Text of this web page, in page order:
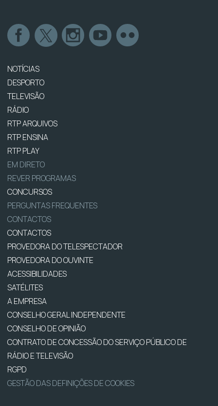
NOTÍCIAS
DESPORTO
TELEVISÃO
RÁDIO
RTP ARQUIVOS
RTP ENSINA
RTP PLAY
EM DIRETO
REVER PROGRAMAS
CONCURSOS
PERGUNTAS FREQUENTES
CONTACTOS
CONTACTOS
PROVEDORA DO TELESPECTADOR
PROVEDORA DO OUVINTE
ACESSIBILIDADES
SATÉLITES
A EMPRESA
CONSELHO GERAL INDEPENDENTE
CONSELHO DE OPINIÃO
CONTRATO DE CONCESSÃO DO SERVIÇO PÚBLICO DE
RÁDIO E TELEVISÃO
RGPD
GESTÃO DAS DEFINIÇÕES DE COOKIES